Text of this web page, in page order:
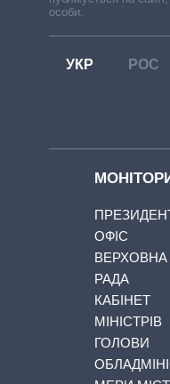
особи.
УКР РОС
ОФІС
ВЕРХОВНА
РАДА
КАБІНЕТ
МІНІСТРІВ
ГОЛОВИ